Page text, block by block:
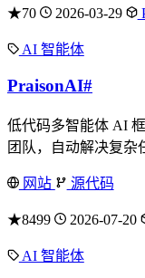
★70 2026-03-29
AI 智能体
PraisonAI#
低代码多智能体 AI
团队，自动解决复杂
网站 源代码
★8499 2026-07-20
AI 智能体